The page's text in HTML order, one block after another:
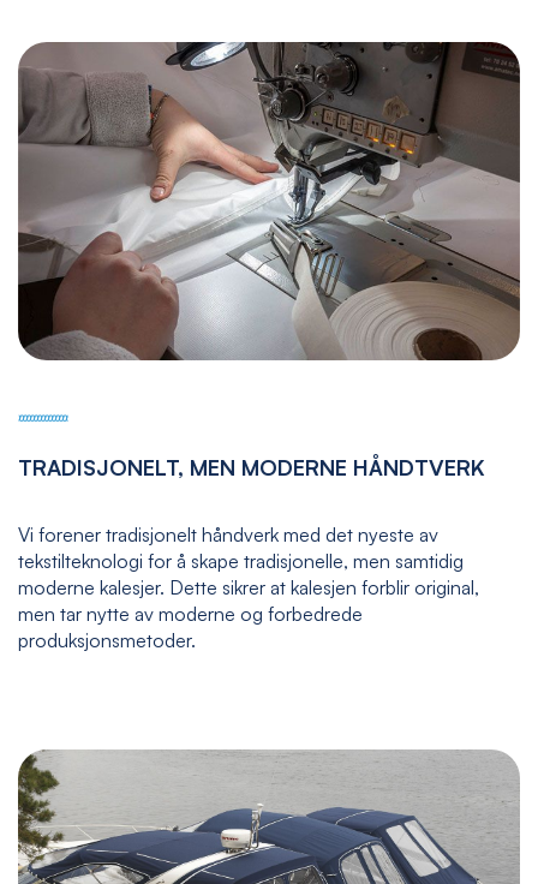
TRADISJONELT, MEN MODERNE HÅNDTVERK
Vi forener tradisjonelt håndverk med det nyeste av
tekstilteknologi for å skape tradisjonelle, men samtidig
moderne kalesjer. Dette sikrer at kalesjen forblir original,
men tar nytte av moderne og forbedrede
produksjonsmetoder.